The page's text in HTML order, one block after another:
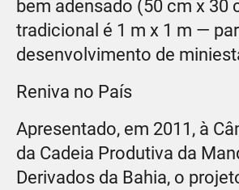
bem adensado (50 cm x 30
tradicional é 1 m x 1 m —
desenvolvimento de
Reniva no País
Apresentado, em 2011, à
da Cadeia Produtiva da
Derivados da Bahia, o